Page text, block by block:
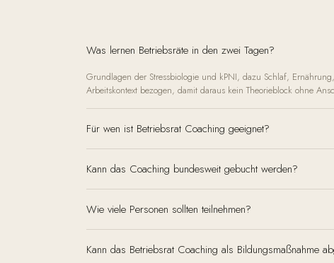
Was lernen Betriebsräte in den zwei Tagen?
Grundlagen der Stressbiologie und kPNI, dazu Schlaf,
Arbeitskontext bezogen, damit daraus kein Theorieblock ohne
Für wen ist Betriebsrat Coaching geeignet?
Kann das Coaching bundesweit gebucht werden?
Wie viele Personen sollten teilnehmen?
Kann das Betriebsrat Coaching als Bildungsmaßnahme